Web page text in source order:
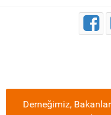
Derneğimiz,